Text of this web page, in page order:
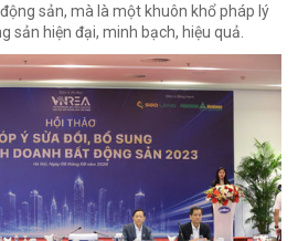
sản, mà là một khuôn khổ pháp lý
sản hiện đại, minh bạch, hiệu quả.